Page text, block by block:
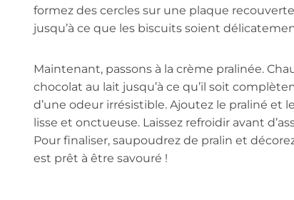
formez des cercles sur une plaque
jusqu’à ce que les biscuits soient
Maintenant, passons à la crème pralinée.
chocolat au lait jusqu’à ce qu’il soit
d’une odeur irrésistible. Ajoutez le praliné et
lisse et onctueuse. Laissez refroidir avant
Pour finaliser, saupoudrez de pralin et
est prêt à être savouré !